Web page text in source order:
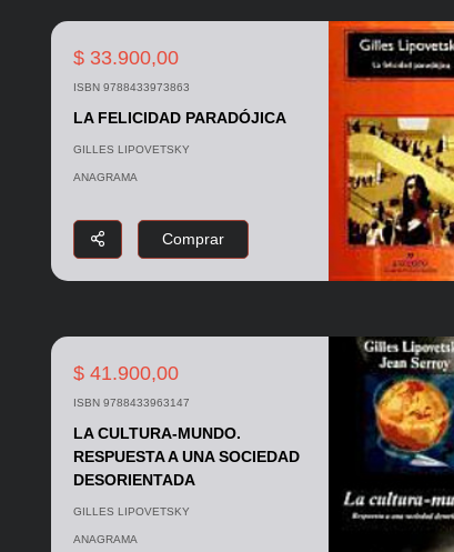
$ 33.900,00
ISBN 9788433973863
LA FELICIDAD PARADÓJICA
GILLES LIPOVETSKY
ANAGRAMA
Comprar
$ 41.900,00
ISBN 9788433963147
LA CULTURA-MUNDO.
RESPUESTA A UNA SOCIEDAD
DESORIENTADA
GILLES LIPOVETSKY
ANAGRAMA